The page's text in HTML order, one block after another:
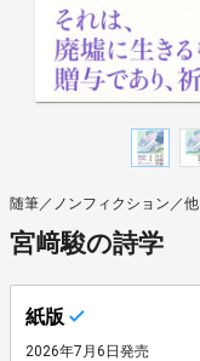
随筆／ノンフィクション／他
宮﨑駿の詩学
紙版
2026年7月6日発売